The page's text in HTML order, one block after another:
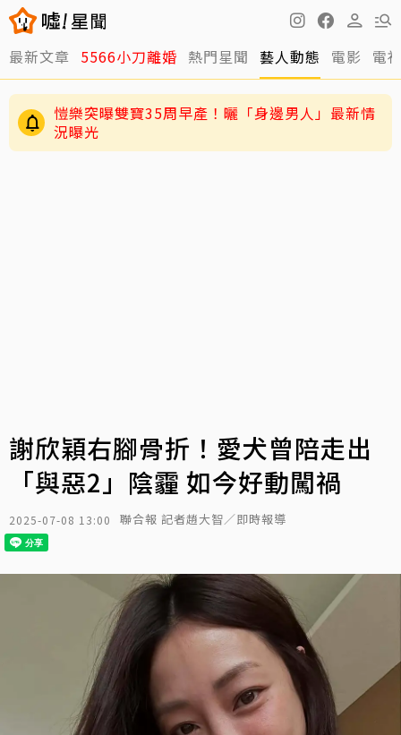
最新文章 5566小刀離婚 熱門星聞 藝人動態 電影 電
愷樂突曝雙寶35周早產！曬「身邊男人」最新情
況曝光
謝欣穎右腳骨折！愛犬曾陪走出
「與惡2」陰霾 如今好動闖禍
2025-07-08 13:00 聯合報 記者趙大智／即時報導